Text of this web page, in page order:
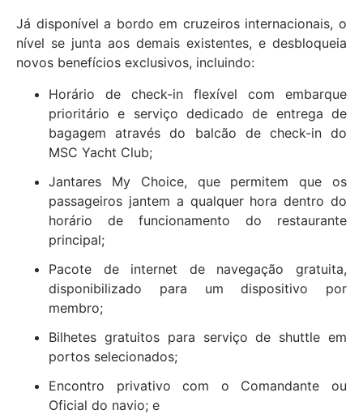
Já disponível a bordo em cruzeiros internacionais, o
nível se junta aos demais existentes, e desbloqueia
novos benefícios exclusivos, incluindo:
Horário de check-in flexível com embarque
prioritário e serviço dedicado de entrega de
bagagem através do balcão de check-in do
MSC Yacht Club;
Jantares My Choice, que permitem que os
passageiros jantem a qualquer hora dentro do
horário de funcionamento do restaurante
principal;
Pacote de internet de navegação gratuita,
disponibilizado para um dispositivo por
membro;
Bilhetes gratuitos para serviço de shuttle em
portos selecionados;
Encontro privativo com o Comandante ou
Oficial do navio; e